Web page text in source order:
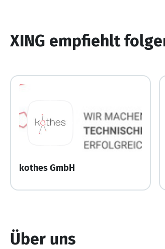
XING empfiehlt
kothes GmbH
Über uns